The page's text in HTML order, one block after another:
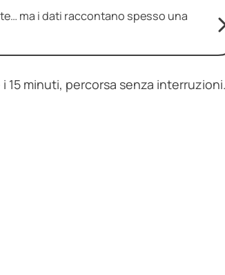
ma i dati raccontano spesso una
15 minuti, percorsa senza interruzioni.